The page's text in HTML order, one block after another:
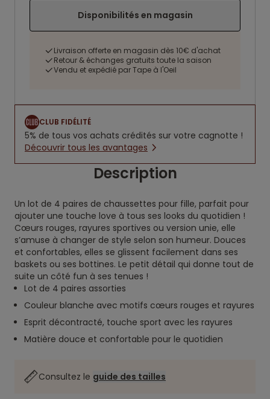
Disponibilités en magasin
Livraison offerte en magasin dès 10€ d'achat
Retour & échanges gratuits toute la saison
Vendu et expédié par Tape à l'Oeil
CLUB FIDÉLITÉ
5% de tous vos achats crédités sur votre cagnotte !
Découvrir tous les avantages
Description
Un lot de 4 paires de chaussettes pour fille, parfait pour
ajouter une touche love à tous ses looks du quotidien !
Cœurs rouges, rayures sportives ou version unie, elle
s’amuse à changer de style selon son humeur. Douces
et confortables, elles se glissent facilement dans ses
baskets ou ses bottines. Le petit détail qui donne tout de
suite un côté fun à ses tenues !
Lot de 4 paires assorties
Couleur blanche avec motifs cœurs rouges et rayures
Esprit décontracté, touche sport avec les rayures
Matière douce et confortable pour le quotidien
Consultez le guide des tailles